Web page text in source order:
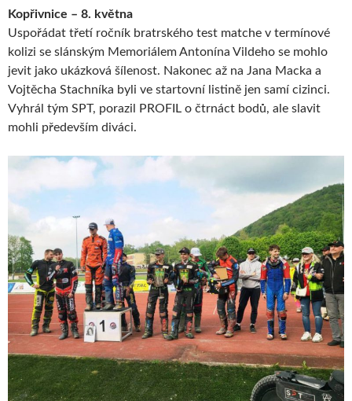
Kopřivnice – 8. května
Uspořádat třetí ročník bratrského test matche v termínové
kolizi se slánským Memoriálem Antonína Vildeho se mohlo
jevit jako ukázková šílenost. Nakonec až na Jana Macka a
Vojtěcha Stachníka byli ve startovní listině jen samí cizinci.
Vyhrál tým SPT, porazil PROFIL o čtrnáct bodů, ale slavit
mohli především diváci.